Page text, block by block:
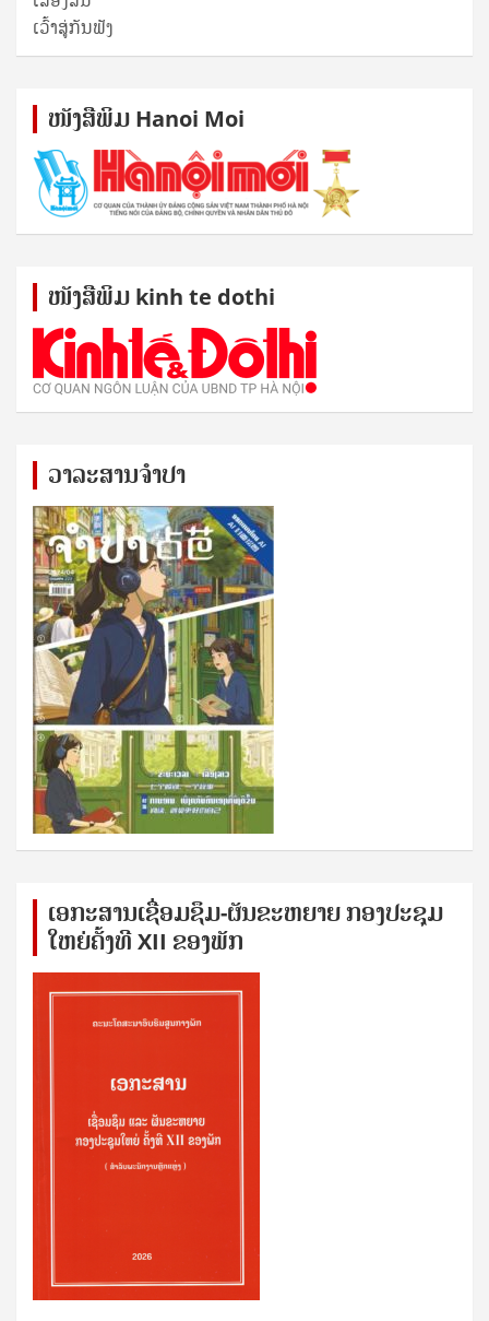
ເວົ້າສູ່ກັນຟັງ
ໜັງ​ສື​ພິມ Hanoi Moi
ໜັງ​ສື​ພິມ kinh te dothi
ວາລະສານຈຳປາ
ເອກ​ະ​ສານ​ເຊ​ື່ອມ​ຊ​ຶມ-ຜັນ​ຂະ​ຫ​ຍາຍ ກອງ​ປະ​ຊຸມ​
ໃຫຍ່​ຄັ້ງ​ທີ XII ຂອງ​ພັກ